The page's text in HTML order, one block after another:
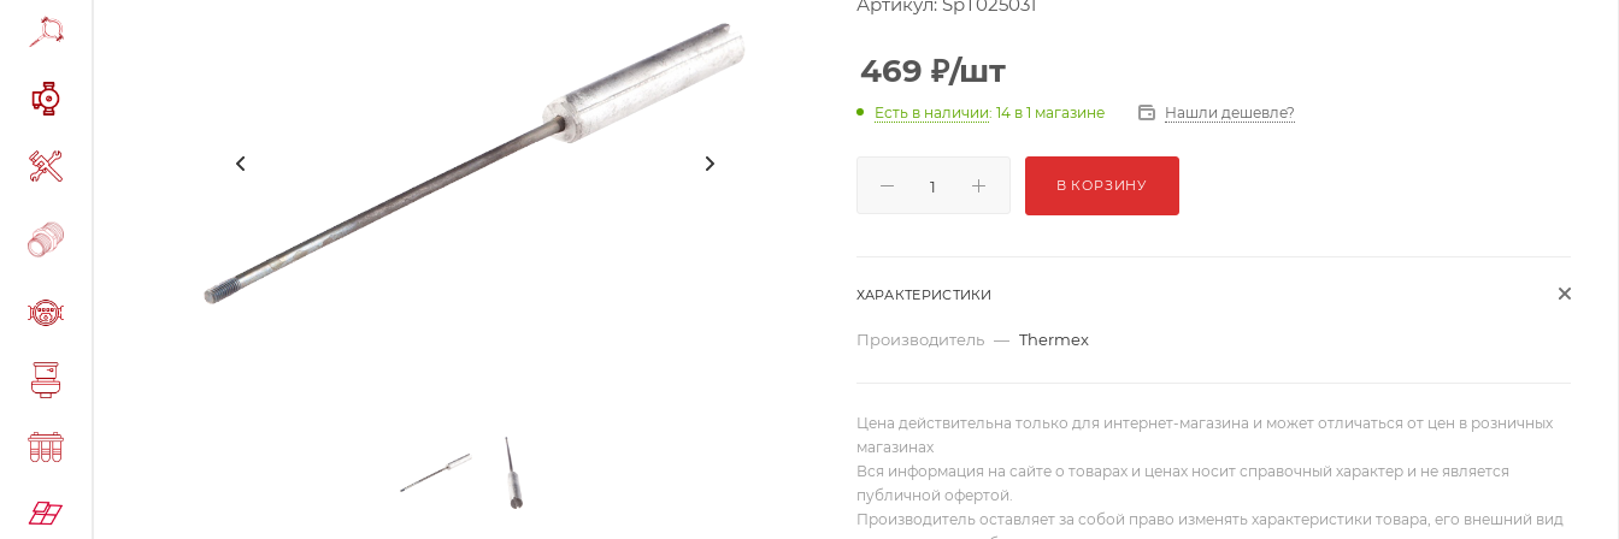
469 ₽/шт
Есть в наличии: 14 в 1 магазине Нашли дешевле?
В КОРЗИНУ
ХАРАКТЕРИСТИКИ
Производитель — Thermex
Цена действительна только для интернет-магазина и может отличаться от цен в розничных
магазинах
Вся информация на сайте о товарах и ценах носит справочный характер и не является
публичной офертой.
Производитель оставляет за собой право изменять характеристики товара, его внешний вид